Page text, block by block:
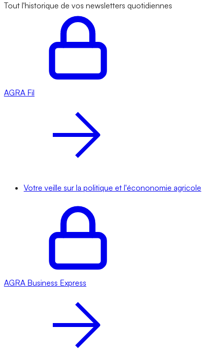
Tout l'historique de vos newsletters quotidiennes
AGRA Fil
Votre veille sur la politique et l'écononomie agricole
AGRA Business Express